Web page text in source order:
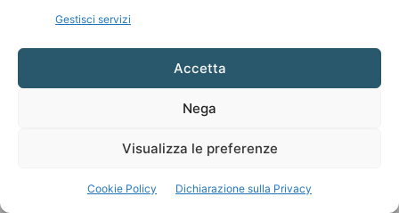
Gestisci servizi
Accetta
Nega
Visualizza le preferenze
Cookie Policy Dichiarazione sulla Privacy